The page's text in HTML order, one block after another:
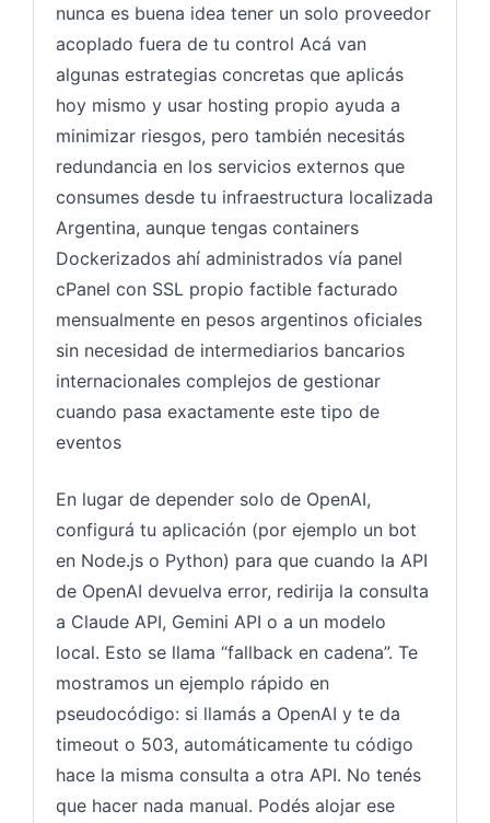
nunca es buena idea tener un solo proveedor
acoplado fuera de tu control Acá van
algunas estrategias concretas que aplicás
hoy mismo y usar hosting propio ayuda a
minimizar riesgos, pero también necesitás
redundancia en los servicios externos que
consumes desde tu infraestructura localizada
Argentina, aunque tengas containers
Dockerizados ahí administrados vía panel
cPanel con SSL propio factible facturado
mensualmente en pesos argentinos oficiales
sin necesidad de intermediarios bancarios
internacionales complejos de gestionar
cuando pasa exactamente este tipo de
eventos
En lugar de depender solo de OpenAI,
configurá tu aplicación (por ejemplo un bot
en Node.js o Python) para que cuando la API
de OpenAI devuelva error, redirija la consulta
a Claude API, Gemini API o a un modelo
local. Esto se llama “fallback en cadena”. Te
mostramos un ejemplo rápido en
pseudocódigo: si llamás a OpenAI y te da
timeout o 503, automáticamente tu código
hace la misma consulta a otra API. No tenés
que hacer nada manual. Podés alojar ese